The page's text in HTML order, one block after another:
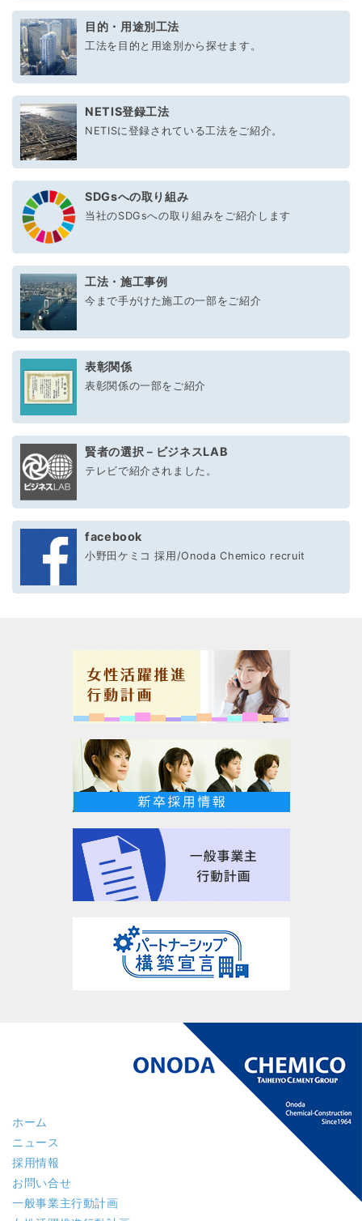
目的・用途別工法
工法を目的と用途別から探せます。
NETIS登録工法
NETISに登録されている工法をご紹介。
SDGsへの取り組み
当社のSDGsへの取り組みをご紹介します
工法・施工事例
今まで手がけた施工の一部をご紹介
表彰関係
表彰関係の一部をご紹介
賢者の選択－ビジネスLAB
テレビで紹介されました。
facebook
小野田ケミコ 採用/Onoda Chemico recruit
ホーム
ニュース
採用情報
お問い合せ
一般事業主行動計画